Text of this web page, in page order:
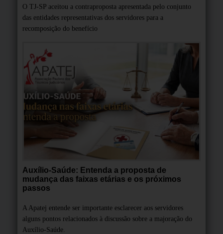
O TJ-SP aceitou a contraproposta apresentada pelo conjunto
das entidades representativas dos servidores para a
recomposição do benefício
Auxílio-Saúde: Entenda a proposta de
mudança das faixas etárias e os próximos
passos
A Apatej entende ser importante esclarecer aos servidores
alguns pontos relacionados à discussão sobre a majoração do
Auxílio-Saúde.